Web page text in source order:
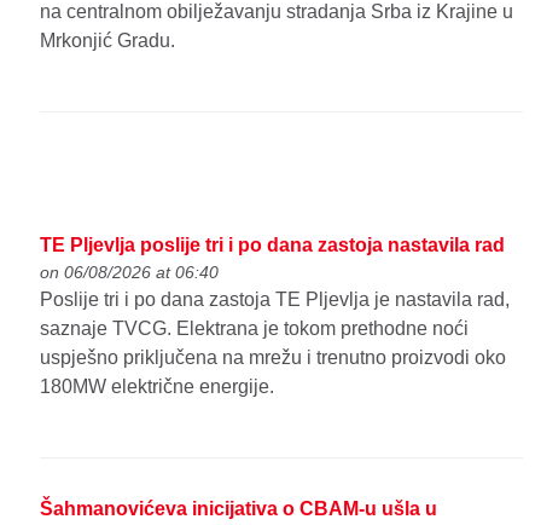
na centralnom obilježavanju stradanja Srba iz Krajine u
Mrkonjić Gradu.
TE Pljevlja poslije tri i po dana zastoja nastavila rad
on 06/08/2026 at 06:40
Poslije tri i po dana zastoja TE Pljevlja je nastavila rad,
saznaje TVCG. Elektrana je tokom prethodne noći
uspješno priključena na mrežu i trenutno proizvodi oko
180MW električne energije.
Šahmanovićeva inicijativa o CBAM-u ušla u